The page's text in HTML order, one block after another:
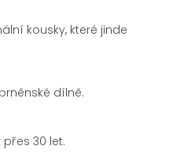
kousky, které jinde
dílně.
30 let.